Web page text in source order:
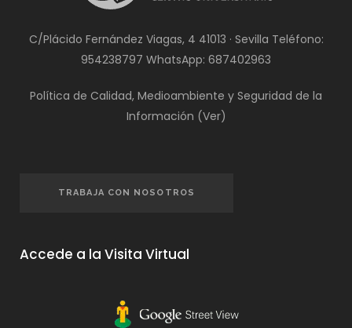
C/Plácido Fernández Viagas, 4 41013 · Sevilla Teléfono:
954238797 WhatsApp: 687402963
Política de Calidad, Medioambiente y Seguridad de la
Información (Ver)
TRABAJA CON NOSOTROS
Accede a la Visita Virtual